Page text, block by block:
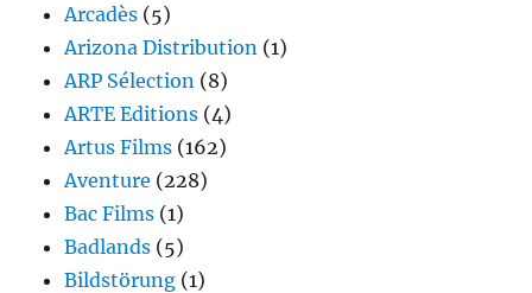
Arcadès (5)
Arizona Distribution (1)
ARP Sélection (8)
ARTE Editions (4)
Artus Films (162)
Aventure (228)
Bac Films (1)
Badlands (5)
Bildstörung (1)